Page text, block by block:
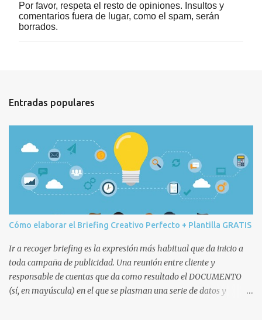
P
u
b
l
n
o
e
a
r
Por favor, respeta el resto de opiniones. Insultos y
comentarios fuera de lugar, como el spam, serán
borrados.
Entradas populares
Cómo elaborar el Briefing Creativo Perfecto + Plantilla GRATIS
Ir a recoger briefing es la expresión más habitual que da inicio a
toda campaña de publicidad. Una reunión entre cliente y
responsable de cuentas que da como resultado el DOCUMENTO
(sí, en mayúscula) en el que se plasman una serie de datos y